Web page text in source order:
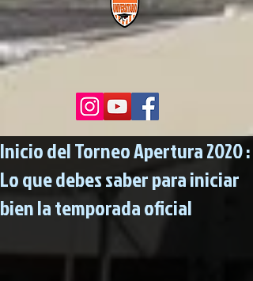
Inicio del Torneo Apertura 2020 :
Lo que debes saber para iniciar
bien la temporada oficial